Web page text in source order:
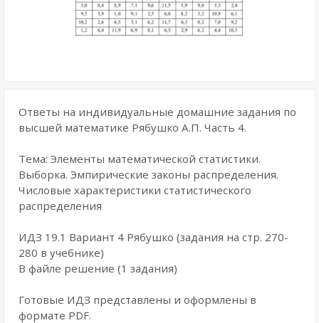
Ответы на индивидуальные домашние задания по
высшей математике Рябушко А.П. Часть 4.
Тема: Элементы математической статистики.
Выборка. Эмпирические законы распределения.
Числовые характеристики статистического
распределения
ИДЗ 19.1 Вариант 4 Рябушко (задания на стр. 270-
280 в учебнике)
В файле решение (1 задания)
Готовые ИДЗ представлены и оформлены в
формате PDF.